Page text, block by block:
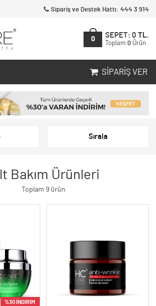
Sipariş ve Destek Hattı: 444 3 914
0
SEPET: 0 TL.
Toplam 0 Ürün
SIPARIŞ VER
Sırala
Bakım Ürünleri
Toplam 9 ürün
%30 İNDİRİM